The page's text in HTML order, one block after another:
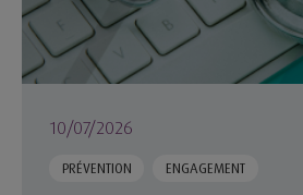
10/07/2026
PRÉVENTION ENGAGEMENT